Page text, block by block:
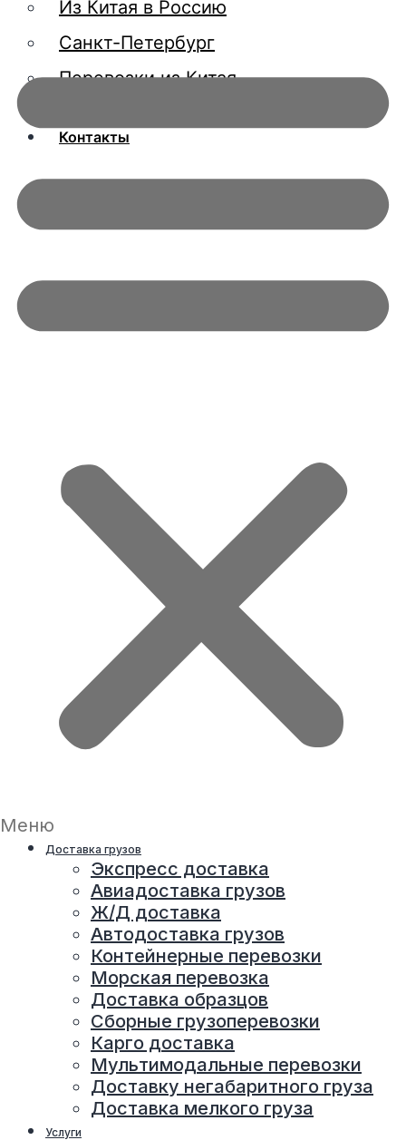
Из Китая в Россию
Санкт-Петербург
Перевозки из Китая
Контакты
Меню
Доставка грузов
Экспресс доставка
Авиадоставка грузов
Ж/Д доставка
Автодоставка грузов
Контейнерные перевозки
Морская перевозка
Доставка образцов
Сборные грузоперевозки
Карго доставка
Мультимодальные перевозки
Доставку негабаритного груза
Доставка мелкого груза
Услуги